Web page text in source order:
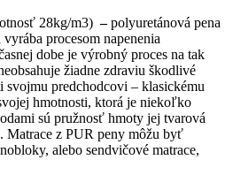
28kg/m3) –polyuretánová pena
procesom napenenia
dobe je výrobný proces na tak
žiadne zdraviu škodlivé
predchodcovi – klasickému
hmotnosti, ktorá je niekoľko
sú pružnosť hmoty jej tvarová
Matrace z PUR peny môžu byť
alebo sendvičové matrace,